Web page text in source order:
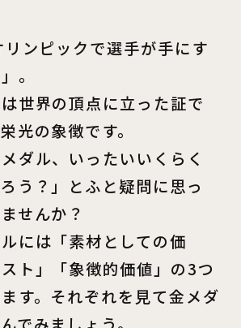
ンピックで選手が手にす
。
世界の頂点に立った証で
光の象徴です。
ダル、いったいいくらく
う？」とふと疑問に思っ
せんか？
には「素材としての価
ト」「象徴的価値」の3つ
す。それぞれを見て金メダ